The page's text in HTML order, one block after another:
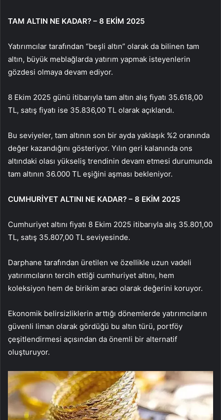
TAM ALTIN NE KADAR? – 8 EKİM 2025
Yatırımcılar tarafından “beşli altın” olarak da bilinen tam
altın, büyük meblağlarda yatırım yapmak isteyenlerin
gözdesi olmaya devam ediyor.
8 Ekim 2025 günü itibarıyla tam altın alış fiyatı 35.618,00
TL, satış fiyatı ise 35.836,00 TL olarak açıklandı.
Bu seviyeler, tam altının son bir ayda yaklaşık %2 oranında
değer kazandığını gösteriyor. Yılın geri kalanında ons
altındaki olası yükseliş trendinin devam etmesi durumunda
tam altının 36.000 TL eşiğini aşması bekleniyor.
CUMHURİYET ALTINI NE KADAR? – 8 EKİM 2025
Cumhuriyet altını fiyatı 8 Ekim 2025 itibarıyla alış 35.801,00
TL, satış 35.807,00 TL seviyesinde.
Darphane tarafından üretilen ve özellikle uzun vadeli
yatırımcıların tercih ettiği cumhuriyet altını, hem
koleksiyon hem de birikim aracı olarak değerini koruyor.
Ekonomik belirsizliklerin arttığı dönemlerde yatırımcıların
güvenli liman olarak gördüğü bu altın türü, portföy
çeşitlendirmesi açısından da önemli bir alternatif
oluşturuyor.